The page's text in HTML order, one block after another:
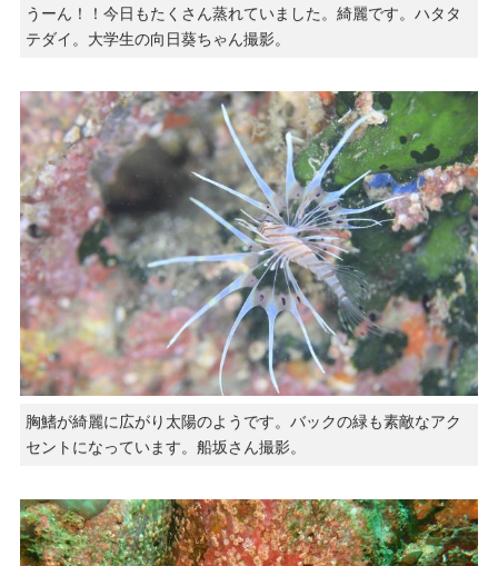
うーん！！今日もたくさん蒸れていました。綺麗です。ハタタ
テダイ。大学生の向日葵ちゃん撮影。
胸鰭が綺麗に広がり太陽のようです。バックの緑も素敵なアク
セントになっています。船坂さん撮影。